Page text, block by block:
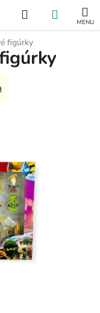
Hľadať
KOŠÍK
figúrky